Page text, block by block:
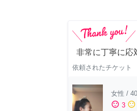
非常に丁寧に応
依頼されたチケット
女性 /
sentiment_satisfied 3 sentiment_neutral